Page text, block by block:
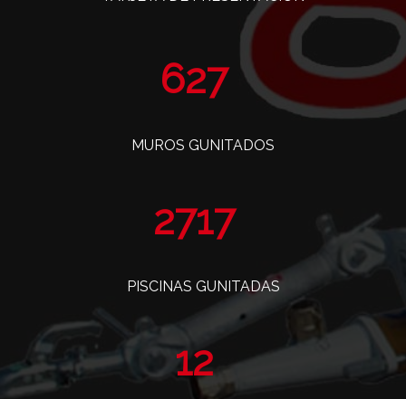
763
MUROS GUNITADOS
3309
PISCINAS GUNITADAS
14